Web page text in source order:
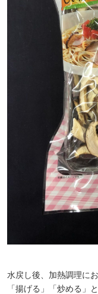
水戻し後、加熱調理に
「揚げる」「炒める」